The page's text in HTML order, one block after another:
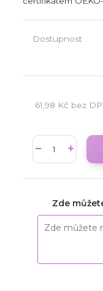
Dostupnost
61,98 Kč bez
Zde